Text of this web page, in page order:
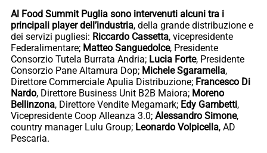
Al Food Summit Puglia sono intervenuti alcuni tra i
principali player dell’industria, della grande distribuzione e
dei servizi pugliesi: Riccardo Cassetta, vicepresidente
Federalimentare; Matteo Sanguedolce, Presidente
Consorzio Tutela Burrata Andria; Lucia Forte, Presidente
Consorzio Pane Altamura Dop; Michele Sgaramella,
Direttore Commerciale Apulia Distribuzione; Francesco Di
Nardo, Direttore Business Unit B2B Maiora; Moreno
Bellinzona, Direttore Vendite Megamark; Edy Gambetti,
Vicepresidente Coop Alleanza 3.0; Alessandro Simone,
country manager Lulu Group; Leonardo Volpicella, AD
Pescaria.